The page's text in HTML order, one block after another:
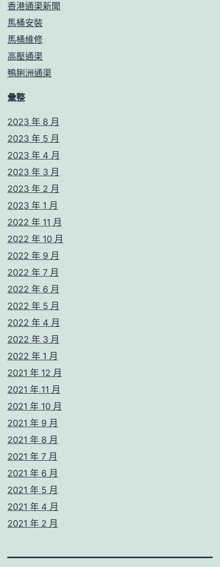
香港通渠新聞
馬桶安裝
馬桶維修
高壓通渠
鴨脷洲通渠
彙整
2023 年 8 月
2023 年 5 月
2023 年 4 月
2023 年 3 月
2023 年 2 月
2023 年 1 月
2022 年 11 月
2022 年 10 月
2022 年 9 月
2022 年 7 月
2022 年 6 月
2022 年 5 月
2022 年 4 月
2022 年 3 月
2022 年 1 月
2021 年 12 月
2021 年 11 月
2021 年 10 月
2021 年 9 月
2021 年 8 月
2021 年 7 月
2021 年 6 月
2021 年 5 月
2021 年 4 月
2021 年 2 月